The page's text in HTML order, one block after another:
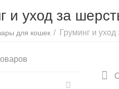
и уход за
для кошек / Груминг и